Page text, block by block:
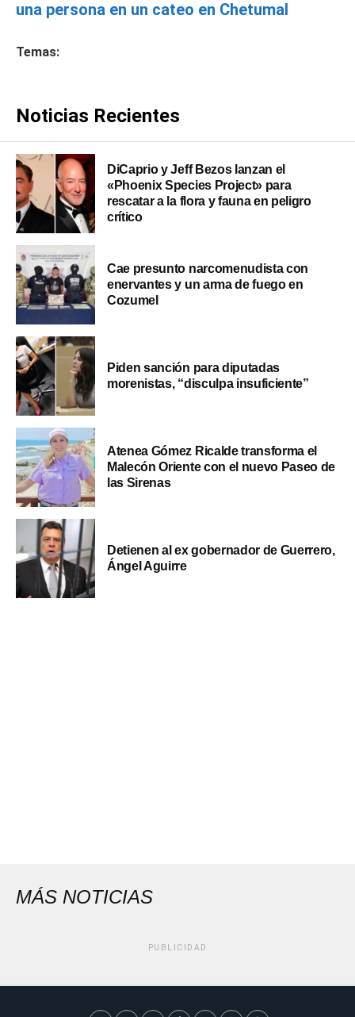
una persona en un cateo en Chetumal
Temas:
Noticias Recientes
DiCaprio y Jeff Bezos lanzan el
«Phoenix Species Project» para
rescatar a la flora y fauna en peligro
crítico
Cae presunto narcomenudista con
enervantes y un arma de fuego en
Cozumel
Piden sanción para diputadas
morenistas, “disculpa insuficiente”
Atenea Gómez Ricalde transforma el
Malecón Oriente con el nuevo Paseo de
las Sirenas
Detienen al ex gobernador de Guerrero,
Ángel Aguirre
MÁS NOTICIAS
PUBLICIDAD